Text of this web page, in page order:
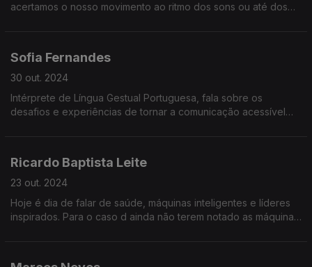
acertamos o nosso movimento ao ritmo dos sons ou até dos
Sofia Fernandes
30 out. 2024
Intérprete de Língua Gestual Portuguesa, fala sobre os
desafios e experiências de tornar a comunicação acessível
Ricardo Baptista Leite
23 out. 2024
Hoje é dia de falar de saúde, máquinas inteligentes e líderes
inspirados. Para o caso d ainda não terem notado as máquinas